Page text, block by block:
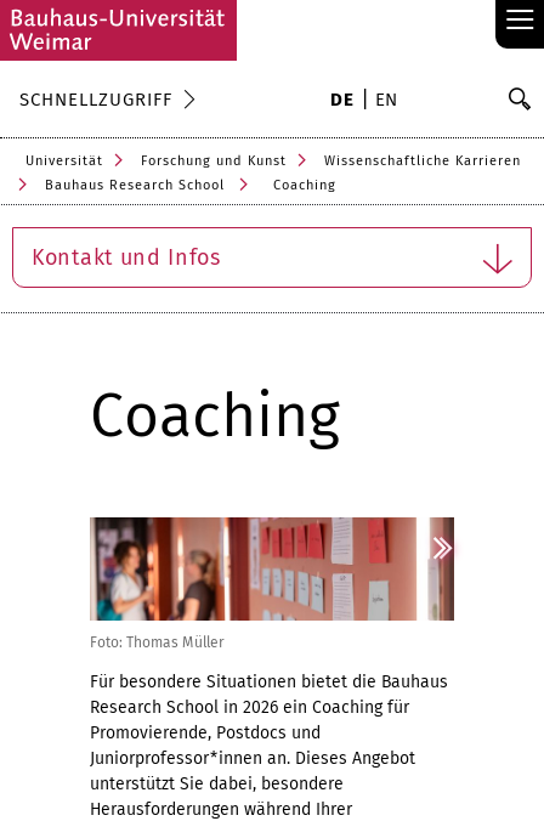
≡
SCHNELLZUGRIFF DE EN
Universität Forschung und Kunst
Wissenschaftliche Karrieren
Bauhaus Research School
Coaching
Kontakt und Infos
Coaching
Foto: Thomas Müller
Für besondere Situationen bietet die Bauhaus
Research School in 2026 ein Coaching für
Promovierende, Postdocs und
Juniorprofessor*innen an. Dieses Angebot
unterstützt Sie dabei, besondere
Herausforderungen während Ihrer